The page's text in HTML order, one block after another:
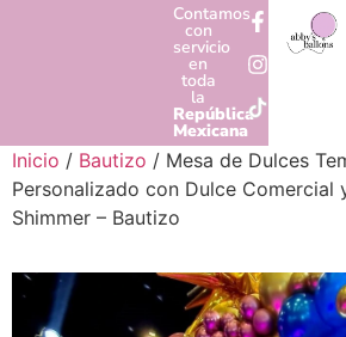
Contamos
con
servicio
en
toda
la
República
Mexicana
Inicio / Bautizo / Mesa de Dulces
Personalizado con Dulce Comercial
Shimmer – Bautizo